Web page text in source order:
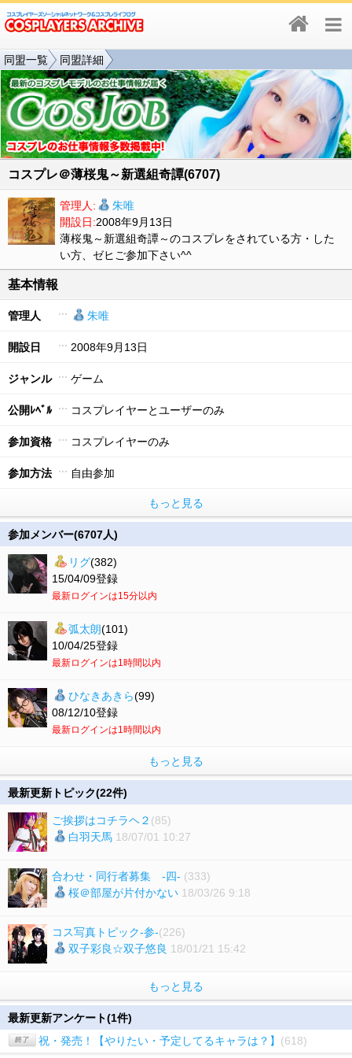
同盟一覧 同盟詳細
コスプレ＠薄桜鬼～新選組奇譚(6707)
管理人:
朱唯
開設日:2008年9月13日
薄桜鬼～新選組奇譚～のコスプレをされている方・した
い方、ゼヒご参加下さい^^
基本情報
管理人 朱唯
開設日 2008年9月13日
ジャンル ゲーム
公開ﾚﾍﾞﾙ コスプレイヤーとユーザーのみ
参加資格 コスプレイヤーのみ
参加方法 自由参加
もっと見る
参加メンバー(6707人)
リグ(382)
15/04/09登録
最新ログインは15分以内
弧太朗(101)
10/04/25登録
最新ログインは1時間以内
ひなきあきら(99)
08/12/10登録
最新ログインは1時間以内
もっと見る
最新更新トピック(22件)
ご挨拶はコチラヘ２ (85)
白羽天馬 18/07/01 10:27
合わせ・同行者募集 -四- (333)
桜＠部屋が片付かない 18/03/26 9:18
コス写真トピック-参-(226)
双子彩良☆双子悠良 18/01/21 15:42
もっと見る
最新更新アンケート(1件)
祝・発売！【やりたい・予定してるキャラは？】 (618)